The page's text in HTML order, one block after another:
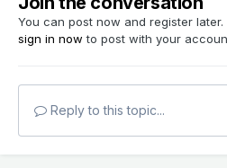
You can post now and register
sign in now to post with your
Reply to this topic...